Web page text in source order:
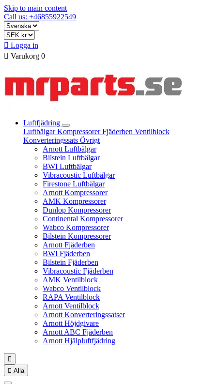
Skip to main content
Call us: +46855922549
 Logga in
 Varukorg 0
Luftfjädring
LuftbälgarKompressorerFjäderben Ventilblock
Konverteringssats Övrigt
Arnott Luftbälgar
Bilstein Luftbälgar
BWI Luftbälgar
Vibracoustic Luftbälgar
Firestone Luftbälgar
Arnott Kompressorer
AMK Kompressorer
Dunlop Kompressorer
Continental Kompressorer
Wabco Kompressorer
Bilstein Kompressorer
Arnott Fjäderben
BWI Fjäderben
Bilstein Fjäderben
Vibracoustic Fjäderben
AMK Ventilblock
Wabco Ventilblock
RAPA Ventilblock
Arnott Ventilblock
Arnott Konverteringssatser
Arnott Höjdgivare
Arnott ABC Fjäderben
Arnott Hjälpluftfjädring

 Alla